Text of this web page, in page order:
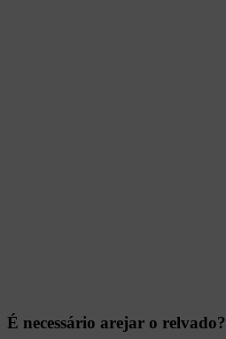
É necessário arejar o relvado?